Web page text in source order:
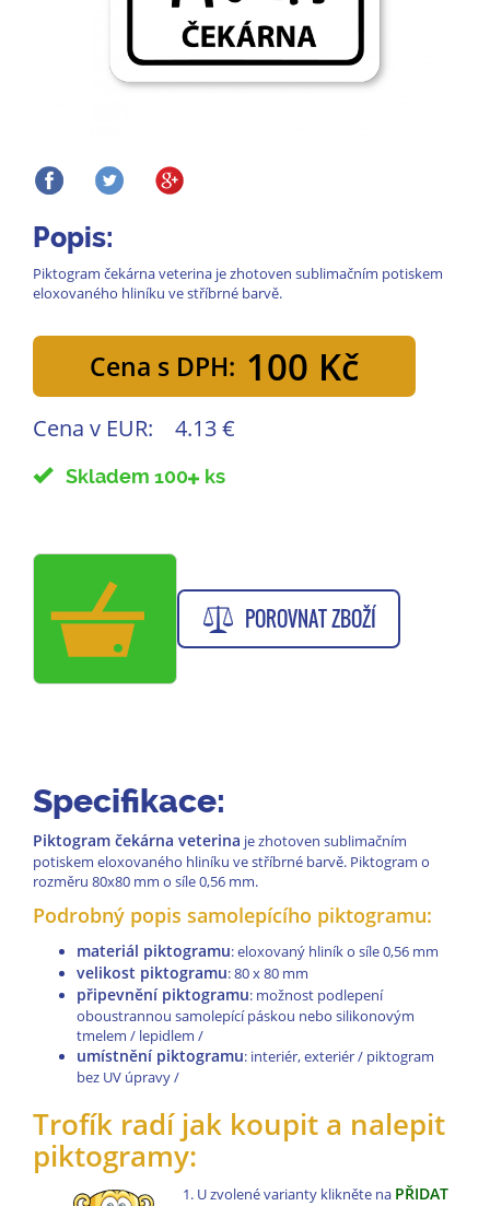
Popis:
Piktogram čekárna veterina je zhotoven sublimačním potiskem
eloxovaného hliníku ve stříbrné barvě.
Cena s DPH: 100 Kč
Cena v EUR: 4.13 €
Skladem 100 ks
POROVNAT ZBOŽÍ
Specifikace:
Piktogram čekárna veterina je zhotoven sublimačním
potiskem eloxovaného hliníku ve stříbrné barvě. Piktogram o
rozměru 80x80 mm o síle 0,56 mm.
Podrobný popis samolepícího piktogramu:
materiál piktogramu: eloxovaný hliník o síle 0,56 mm
velikost piktogramu: 80 x 80 mm
připevnění piktogramu: možnost podlepení
oboustrannou samolepící páskou nebo silikonovým
tmelem / lepidlem /
umístnění piktogramu: interiér, exteriér / piktogram
bez UV úpravy /
Trofík radí jak koupit a nalepit
piktogramy:
U zvolené varianty klikněte na PŘIDAT